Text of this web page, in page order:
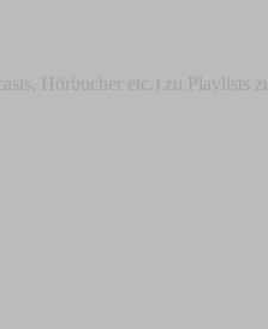
Hörbücher etc.) zu Playlists